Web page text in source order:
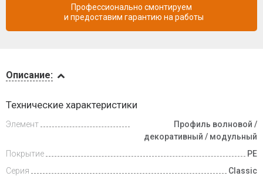
и оплата
Описание:
Технические характеристики
Элемент
Профиль волновой /
декоративный / модульный
Покрытие
PE
Серия
Classic
Профессионально смонтируем
и предоставим гарантию на работы